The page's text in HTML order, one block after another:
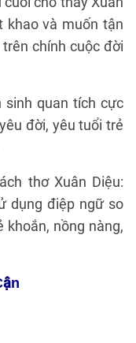
khao và muốn tận
chính cuộc đời
sinh quan tích cực
đời, yêu tuổi trẻ
thơ Xuân Diệu:
dụng điệp ngữ so
khoắn, nồng nàng,